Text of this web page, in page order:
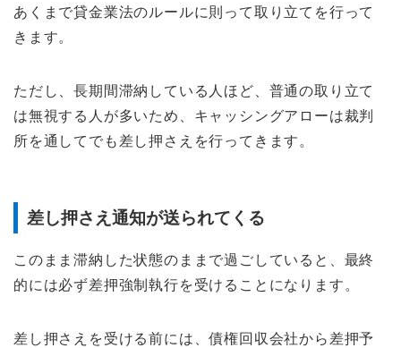
あくまで貸金業法のルールに則って取り立てを行って
きます。
ただし、長期間滞納している人ほど、普通の取り立て
は無視する人が多いため、キャッシングアローは裁判
所を通してでも差し押さえを行ってきます。
差し押さえ通知が送られてくる
このまま滞納した状態のままで過ごしていると、最終
的には必ず差押強制執行を受けることになります。
差し押さえを受ける前には、債権回収会社から差押予